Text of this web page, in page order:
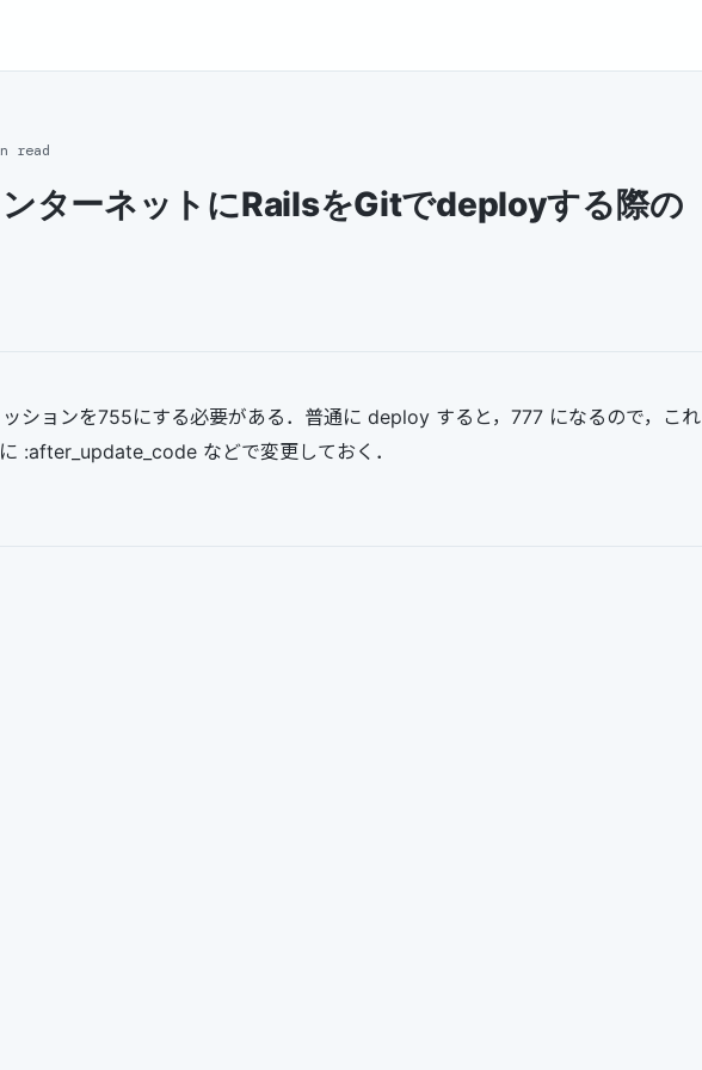
read
ターネットにRailsをGitでdeployする際の
ションを755にする必要がある．普通に deploy すると，777 になるので，これ
:after_update_code などで変更しておく．